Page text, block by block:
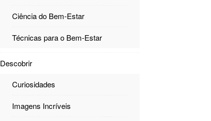
Ciência do Bem-Estar
Técnicas para o Bem-Estar
Descobrir
Curiosidades
Imagens Incríveis